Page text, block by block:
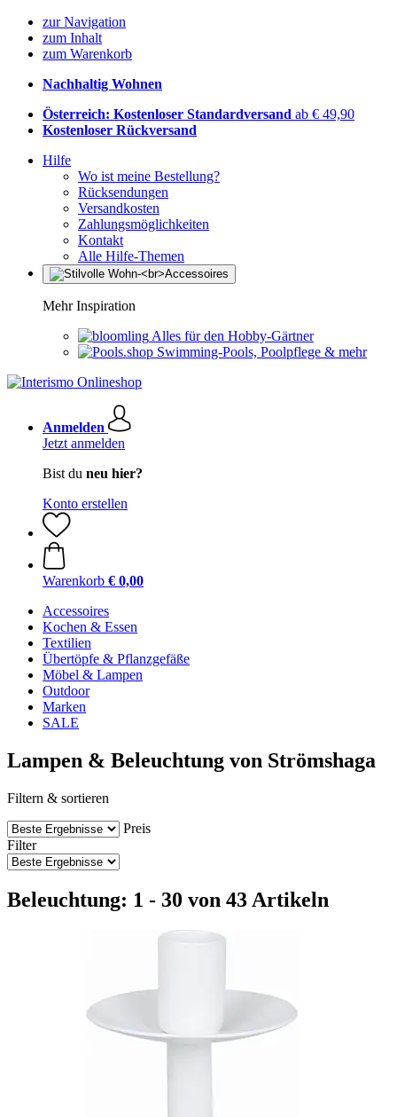
zur Navigation
zum Inhalt
zum Warenkorb
Nachhaltig Wohnen
Österreich: Kostenloser Standardversand ab € 49,90
Kostenloser Rückversand
Hilfe
Wo ist meine Bestellung?
Rücksendungen
Versandkosten
Zahlungsmöglichkeiten
Kontakt
Alle Hilfe-Themen
Mehr Inspiration
Alles für den Hobby-Gärtner
Swimming-Pools, Poolpflege & mehr
Anmelden
Jetzt anmelden
Bist du neu hier?
Konto erstellen
Warenkorb € 0,00
Accessoires
Kochen & Essen
Textilien
Übertöpfe & Pflanzgefäße
Möbel & Lampen
Outdoor
Marken
SALE
Lampen & Beleuchtung von Strömshaga
Filtern & sortieren
Preis
Filter
Beleuchtung: 1 - 30 von 43 Artikeln